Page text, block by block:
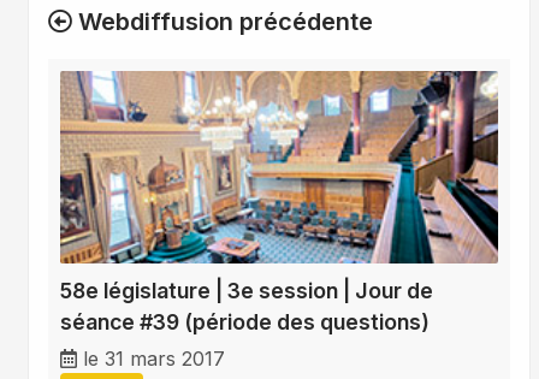
Webdiffusion précédente
58e législature | 3e session | Jour de
séance #39 (période des questions)
le 31 mars 2017